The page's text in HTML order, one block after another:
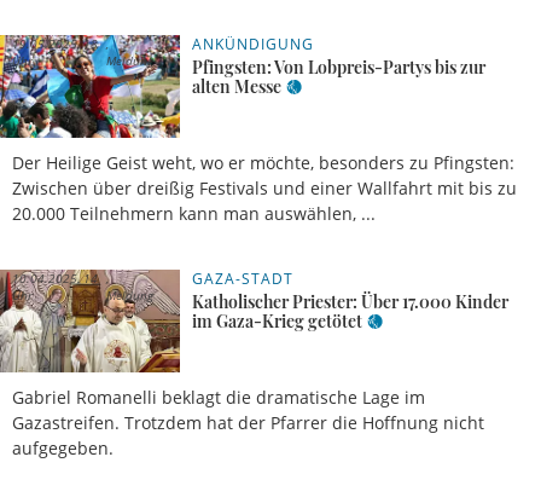
ANKÜNDIGUNG
Pfingsten: Von Lobpreis-Partys bis zur
alten Messe
Der Heilige Geist weht, wo er möchte, besonders zu Pfingsten:
Zwischen über dreißig Festivals und einer Wallfahrt mit bis zu
20.000 Teilnehmern kann man auswählen, ...
19.05.2025, 18
Uhr
Meldung
GAZA-STADT
Katholischer Priester: Über 17.000 Kinder
im Gaza-Krieg getötet
Gabriel Romanelli beklagt die dramatische Lage im
Gazastreifen. Trotzdem hat der Pfarrer die Hoffnung nicht
aufgegeben.
10.04.2025, 14
Uhr
Meldung